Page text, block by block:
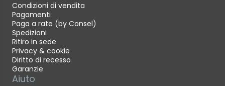
Condizioni di vendita
Pagamenti
Paga a rate (by Consel)
Spedizioni
Ritiro in sede
Privacy & cookie
Diritto di recesso
Garanzie
Aiuto